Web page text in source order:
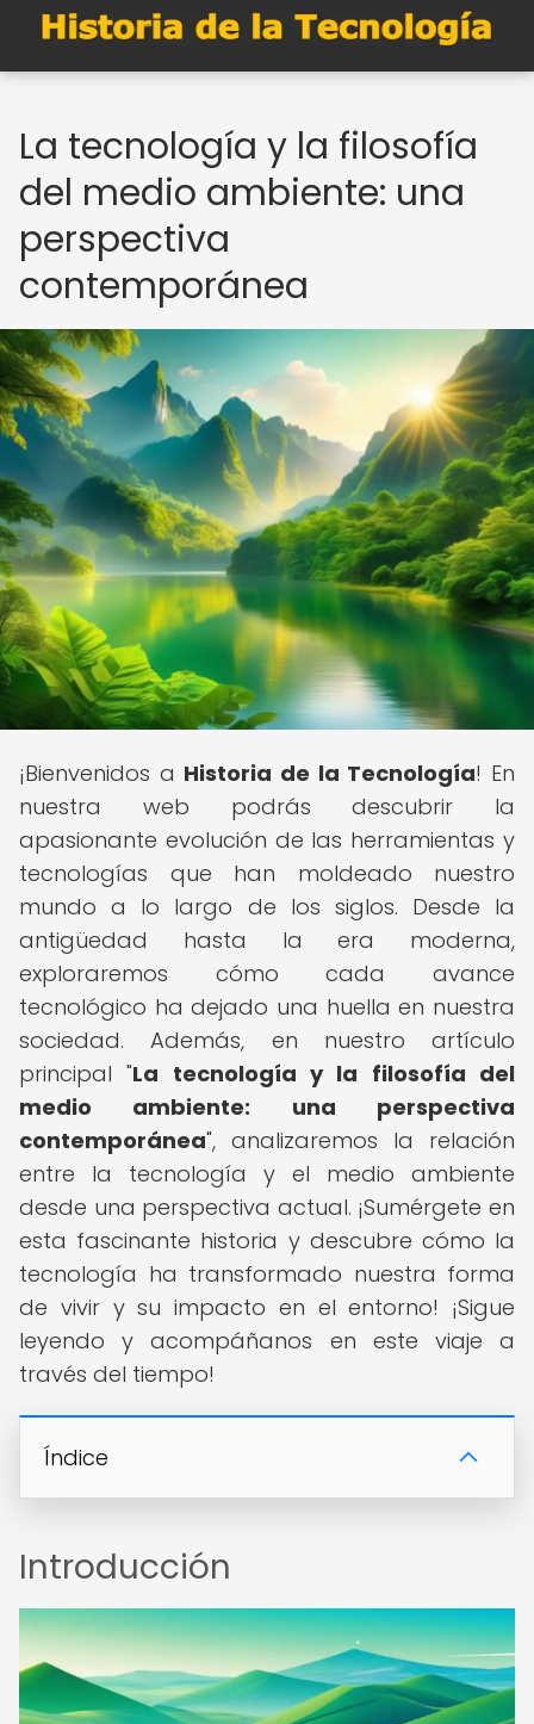
La tecnología y la filosofía
del medio ambiente: una
perspectiva
contemporánea
¡Bienvenidos a Historia de la Tecnología! En
nuestra web podrás descubrir la
apasionante evolución de las herramientas y
tecnologías que han moldeado nuestro
mundo a lo largo de los siglos. Desde la
antigüedad hasta la era moderna,
exploraremos cómo cada avance
tecnológico ha dejado una huella en nuestra
sociedad. Además, en nuestro artículo
principal "La tecnología y la filosofía del
medio ambiente: una perspectiva
contemporánea", analizaremos la relación
entre la tecnología y el medio ambiente
desde una perspectiva actual. ¡Sumérgete en
esta fascinante historia y descubre cómo la
tecnología ha transformado nuestra forma
de vivir y su impacto en el entorno! ¡Sigue
leyendo y acompáñanos en este viaje a
través del tiempo!
Índice
Introducción